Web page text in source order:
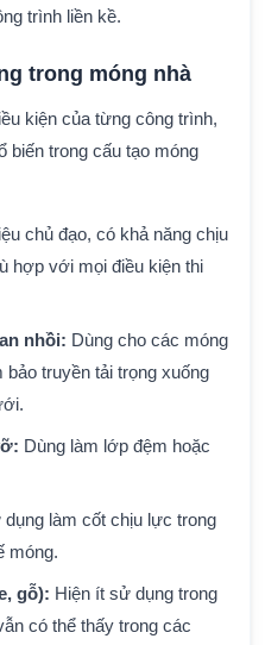
trình liền kề.
trong móng nhà
kiện của từng công trình,
biến trong cấu tạo móng
chủ đạo, có khả năng chịu
hợp với mọi điều kiện thi
nhồi: Dùng cho các móng
truyền tải trọng xuống
Dùng làm lớp đệm hoặc
làm cốt chịu lực trong
móng.
gỗ): Hiện ít sử dụng trong
có thể thấy trong các